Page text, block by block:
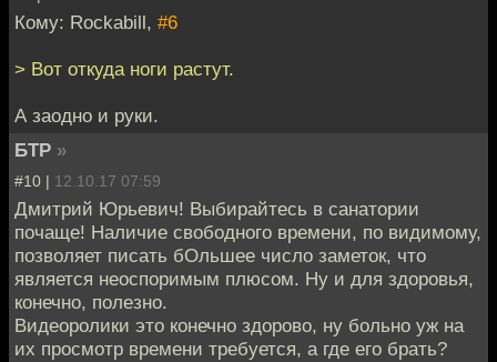
Кому: Rockabill, #6
> Вот откуда ноги растут.
А заодно и руки.
БТР »
#10 | 12.10.17 07:59
Дмитрий Юрьевич! Выбирайтесь в санатории
почаще! Наличие свободного времени, по видимому,
позволяет писать бОльшее число заметок, что
является неоспоримым плюсом. Ну и для здоровья,
конечно, полезно.
Видеоролики это конечно здорово, ну больно уж на
их просмотр времени требуется, а где его брать?